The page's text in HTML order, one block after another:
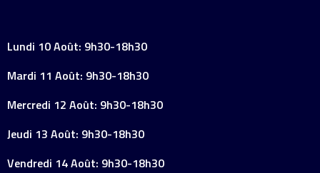
Lundi 10 Août: 9h30-18h30
Mardi 11 Août: 9h30-18h30
Mercredi 12 Août: 9h30-18h30
Jeudi 13 Août: 9h30-18h30
Vendredi 14 Août: 9h30-18h30